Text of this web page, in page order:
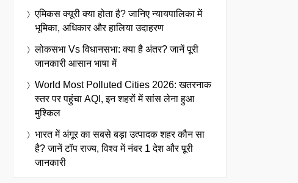
एमिकस क्यूरी क्या होता है? जानिए न्यायपालिका में
भूमिका, अधिकार और हालिया उदाहरण
लोकसभा Vs विधानसभा: क्या है अंतर? जानें पूरी
जानकारी आसान भाषा में
World Most Polluted Cities 2026: खतरनाक
स्तर पर पहुंचा AQI, इन शहरों में सांस लेना हुआ
मुश्किल
भारत में अंगूर का सबसे बड़ा उत्पादक शहर कौन सा
है? जानें टॉप राज्य, विश्व में नंबर 1 देश और पूरी
जानकारी